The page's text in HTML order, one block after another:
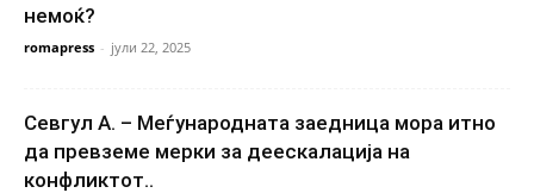
немоќ?
romapress - јули 22, 2025
Севгул А. – Меѓународната заедница мора итно
да превземе мерки за деескалација на
конфликтот..